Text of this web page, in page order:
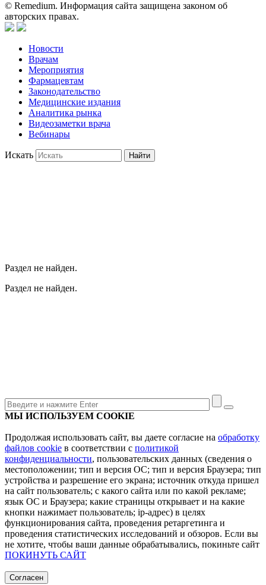
© Remedium. Информация сайта защищена законом об
авторских правах.
Новости
Врачам
Мероприятия
Фармацевтам
Законодательство
Медицинские издания
Аналитика рынка
Видеозаметки врача
Вебинары
Искать Найти
Раздел не найден.
Раздел не найден.
МЫ ИСПОЛЬЗУЕМ COOKIE
Продолжая использовать сайт, вы даете согласие на обработку
файлов cookie в соответствии с политикой
конфиденциальности, пользовательских данных (сведения о
местоположении; тип и версия ОС; тип и версия Браузера; тип
устройства и разрешение его экрана; источник откуда пришел
на сайт пользователь; с какого сайта или по какой рекламе;
язык ОС и Браузера; какие страницы открывает и на какие
кнопки нажимает пользователь; ip-адрес) в целях
функционирования сайта, проведения ретаргетинга и
проведения статистических исследований и обзоров. Если вы
не хотите, чтобы ваши данные обрабатывались, покиньте сайт
ПОКИНУТЬ САЙТ
Согласен